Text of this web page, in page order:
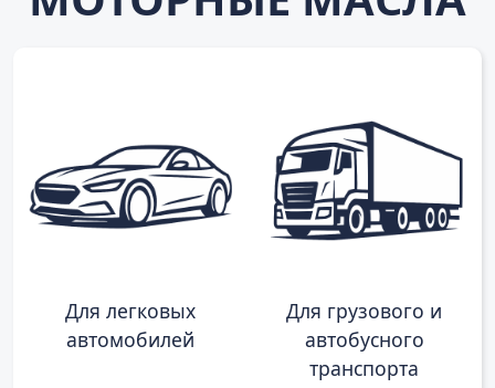
Для легковых
автомобилей
Для грузового и
автобусного
транспорта